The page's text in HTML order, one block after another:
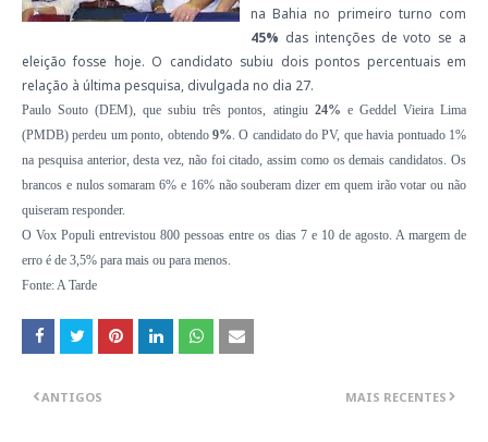
na Bahia no primeiro turno com
45% das intenções de voto se a
eleição fosse hoje. O candidato subiu dois pontos percentuais em
relação à última pesquisa, divulgada no dia 27.
Paulo Souto (DEM), que subiu três pontos, atingiu 24% e Geddel Vieira Lima
(PMDB) perdeu um ponto, obtendo 9%. O candidato do PV, que havia pontuado 1%
na pesquisa anterior, desta vez, não foi citado, assim como os demais candidatos. Os
brancos e nulos somaram 6% e 16% não souberam dizer em quem irão votar ou não
quiseram responder.
O Vox Populi entrevistou 800 pessoas entre os dias 7 e 10 de agosto. A margem de
erro é de 3,5% para mais ou para menos.
Fonte: A Tarde
MAIS RECENTES
ANTIGOS